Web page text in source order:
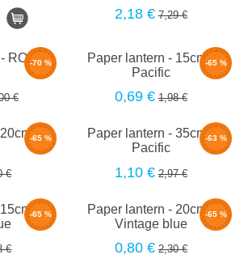
2,18 € 7,29 €
-70 %
ROSE
€
-65 %
Paper lantern - 15cm -
Pacific
0,69 € 1,98 €
-65 %
-
€
-63 %
Paper lantern - 35cm -
Pacific
1,10 € 2,97 €
-65 %
-
€
-65 %
Paper lantern - 20cm -
Vintage blue
0,80 € 2,30 €